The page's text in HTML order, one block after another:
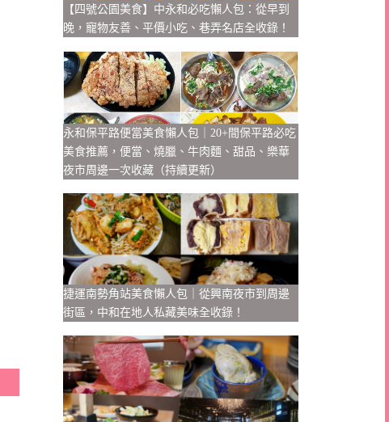
【四號公園美食】中永和必吃懶人包：從早到
晚，寵物友善、平價小吃、巷弄名店全收錄！
永和保平路便當美食懶人包｜20+間保平路必吃
美食推薦，便當、燒臘、牛肉麵、甜品、樂華
夜市周邊一次收藏（持續更新）
捷運南勢角站美食懶人包｜從興南夜市到周邊
街區，中和在地人私藏美味全收錄！